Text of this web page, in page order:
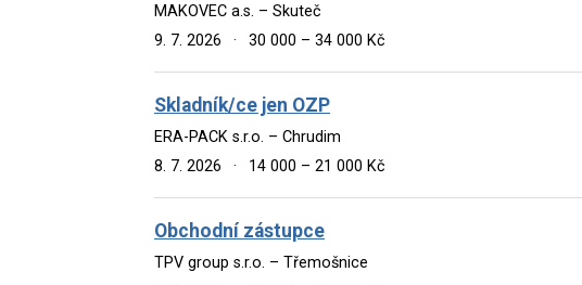
MAKOVEC a.s. – Skuteč
9. 7. 2026
· 30 000 – 34 000 Kč
Skladník/ce jen OZP
ERA-PACK s.r.o. – Chrudim
8. 7. 2026
· 14 000 – 21 000 Kč
Obchodní zástupce
TPV group s.r.o. – Třemošnice